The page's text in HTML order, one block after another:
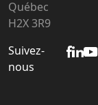
Québec
H2X 3R9
Suivez-
nous